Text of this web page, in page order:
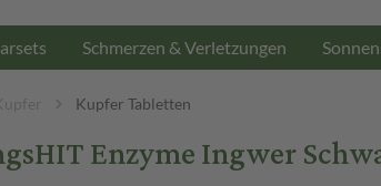
Schmerzen & Verletzungen
Kupfer Tabletten
Enzyme Ingwer